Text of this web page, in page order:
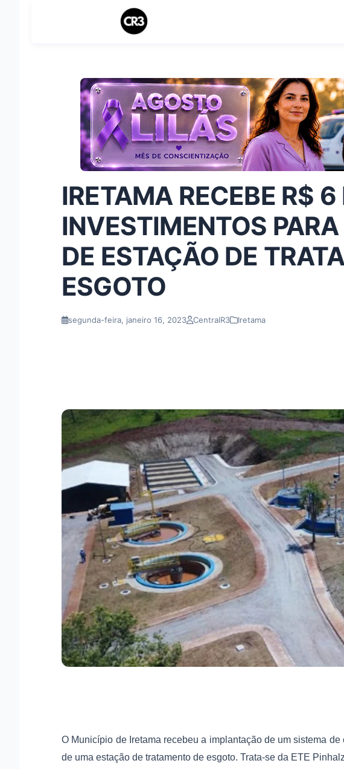
IRETAMA RECEBE R$
INVESTIMENTOS
DE ESTAÇÃO DE
ESGOTO
segunda-feira, janeiro 16, 2023 CentralR3 Iretama
O Município de Iretama recebeu a implantação de um sistema
de uma estação de tratamento de esgoto. Trata-se da ETE